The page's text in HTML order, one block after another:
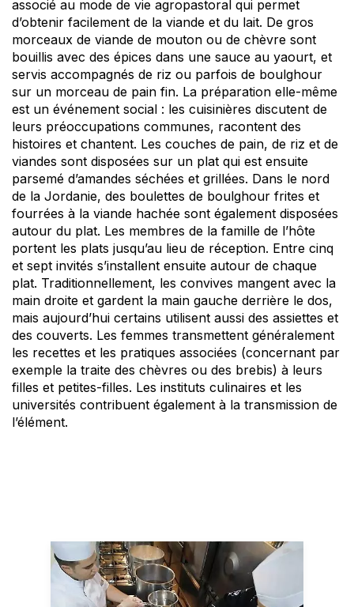
associé au mode de vie agropastoral qui permet
d’obtenir facilement de la viande et du lait. De gros
morceaux de viande de mouton ou de chèvre sont
bouillis avec des épices dans une sauce au yaourt, et
servis accompagnés de riz ou parfois de boulghour
sur un morceau de pain fin. La préparation elle-même
est un événement social : les cuisinières discutent de
leurs préoccupations communes, racontent des
histoires et chantent. Les couches de pain, de riz et de
viandes sont disposées sur un plat qui est ensuite
parsemé d’amandes séchées et grillées. Dans le nord
de la Jordanie, des boulettes de boulghour frites et
fourrées à la viande hachée sont également disposées
autour du plat. Les membres de la famille de l’hôte
portent les plats jusqu’au lieu de réception. Entre cinq
et sept invités s’installent ensuite autour de chaque
plat. Traditionnellement, les convives mangent avec la
main droite et gardent la main gauche derrière le dos,
mais aujourd’hui certains utilisent aussi des assiettes et
des couverts. Les femmes transmettent généralement
les recettes et les pratiques associées (concernant par
exemple la traite des chèvres ou des brebis) à leurs
filles et petites-filles. Les instituts culinaires et les
universités contribuent également à la transmission de
l’élément.